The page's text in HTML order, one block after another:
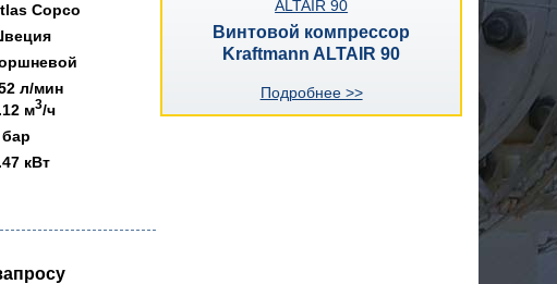
Copco
л/мин
м3/ч
кВт
Винтовой компрессор
Kraftmann ALTAIR 90
Подробнее >>